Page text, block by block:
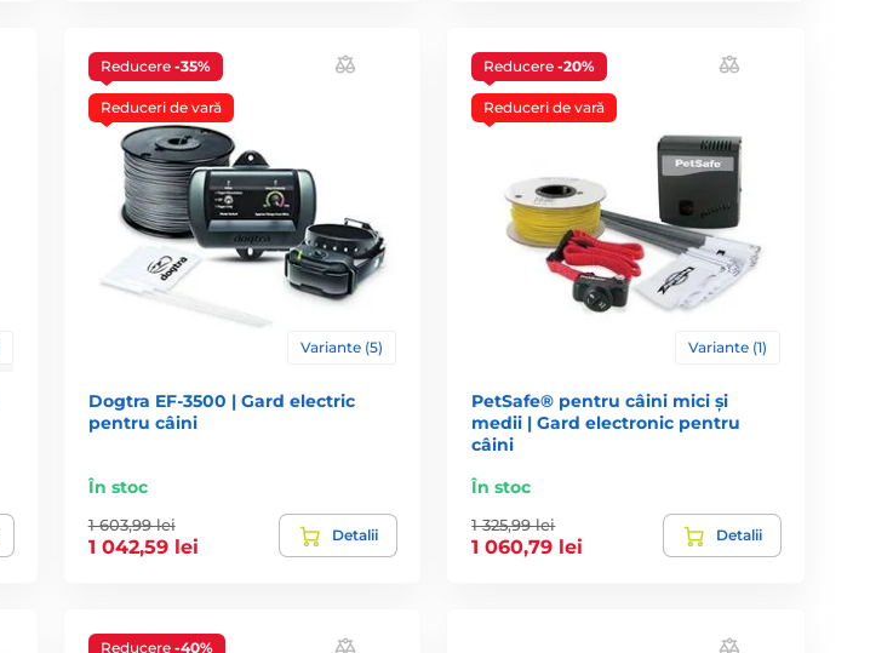
Reducere -35%
Reduceri de vară
Variante (5)
Dogtra EF-3500 | Gard electric
pentru câini
În stoc
1 603,99 lei
1 042,59 lei
Detalii
Reducere-20%
Reduceri de vară
Variante (1)
PetSafe® pentru câini mici și
medii | Gard electronic pentru
câini
În stoc
1 325,99 lei
1 060,79 lei
Detalii
Reducere -40%